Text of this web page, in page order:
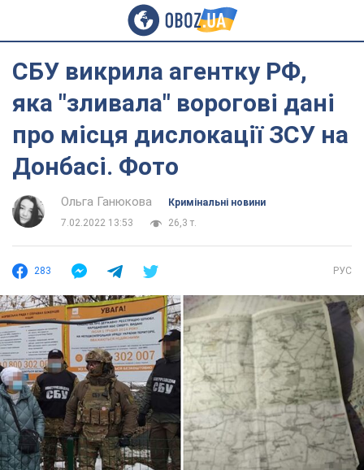
СБУ викрила агентку РФ,
яка "зливала" ворогові дані
про місця дислокації ЗСУ на
Донбасі. Фото
Ольга Ганюкова
Кримінальні новини
7.02.2022 13:53
26,3 т.
283 РУС